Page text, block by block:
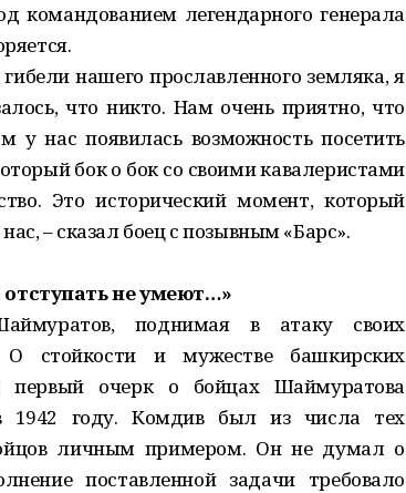
командованием легендарного генерала
нашего прославленного земляка, я
что никто. Нам очень приятно, что
нас появилась возможность посетить
бок о бок со своими кавалеристами
Это исторический момент, который
– сказал боец с позывным «Барс».
не умеют…»
поднимая в атаку своих
стойкости и мужестве башкирских
первый очерк о бойцах Шаймуратова
1942 году. Комдив был из числа тех
личным примером. Он не думал о
поставленной задачи требовало